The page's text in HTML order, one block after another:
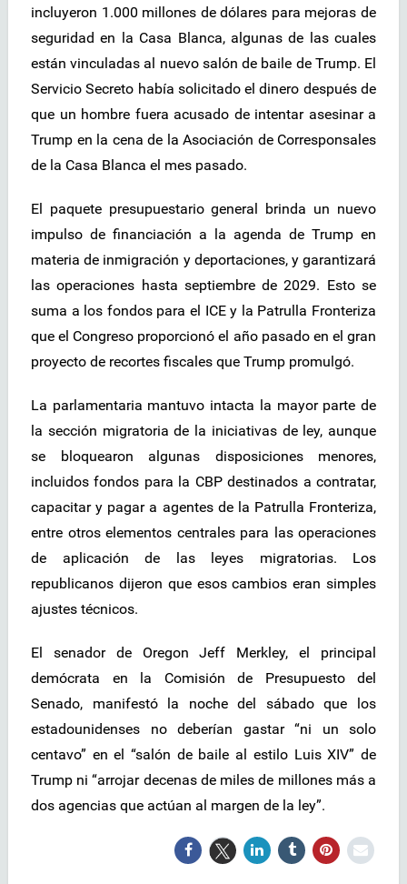
incluyeron 1.000 millones de dólares para mejoras de
seguridad en la Casa Blanca, algunas de las cuales
están vinculadas al nuevo salón de baile de Trump. El
Servicio Secreto había solicitado el dinero después de
que un hombre fuera acusado de intentar asesinar a
Trump en la cena de la Asociación de Corresponsales
de la Casa Blanca el mes pasado.
El paquete presupuestario general brinda un nuevo
impulso de financiación a la agenda de Trump en
materia de inmigración y deportaciones, y garantizará
las operaciones hasta septiembre de 2029. Esto se
suma a los fondos para el ICE y la Patrulla Fronteriza
que el Congreso proporcionó el año pasado en el gran
proyecto de recortes fiscales que Trump promulgó.
La parlamentaria mantuvo intacta la mayor parte de
la sección migratoria de la iniciativas de ley, aunque
se bloquearon algunas disposiciones menores,
incluidos fondos para la CBP destinados a contratar,
capacitar y pagar a agentes de la Patrulla Fronteriza,
entre otros elementos centrales para las operaciones
de aplicación de las leyes migratorias. Los
republicanos dijeron que esos cambios eran simples
ajustes técnicos.
El senador de Oregon Jeff Merkley, el principal
demócrata en la Comisión de Presupuesto del
Senado, manifestó la noche del sábado que los
estadounidenses no deberían gastar “ni un solo
centavo” en el “salón de baile al estilo Luis XIV” de
Trump ni “arrojar decenas de miles de millones más a
dos agencias que actúan al margen de la ley”.